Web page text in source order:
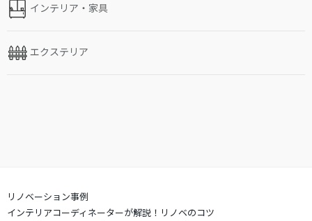
インテリア・家具
エクステリア
リノベーション事例
インテリアコーディネーターが解説！リノベのコツ